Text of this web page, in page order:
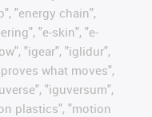
"energy chain",
"e-skin", "e-
"igear", "iglidur",
what moves",
"iguversum",
plastics", "motion